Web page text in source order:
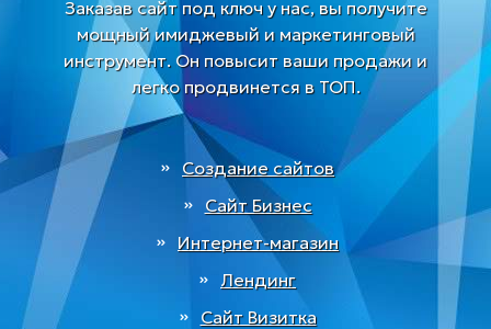
Заказав сайт под ключ у нас, вы получите
мощный имиджевый и маркетинговый
инструмент. Он повысит ваши продажи и
легко продвинется в ТОП.
Создание сайтов
Сайт Бизнес
Интернет-магазин
Лендинг
Сайт Визитка